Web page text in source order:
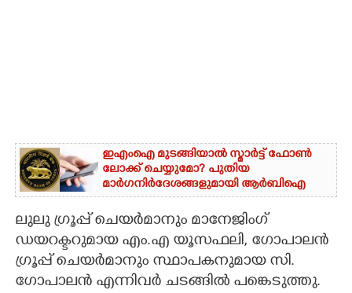
ഇഎംഐ മുടങ്ങിയാൽ സ്മാർട്ട് ഫോൺ
ലോക്ക് ചെയ്യുമോ? പുതിയ
മാർഗനിർദേശങ്ങളുമായി ആർബിഐ
ലുലു ഗ്രൂപ്പ് ചെയർമാനും മാനേജിംഗ്
ഡയറക്ടറുമായ എം.എ യൂസഫലി, ഗോപാലൻ
ഗ്രൂപ്പ് ചെയർമാനും സ്ഥാപകനുമായ സി.
ഗോപാലൻ എന്നിവർ ചടങ്ങിൽ പങ്കെടുത്തു.